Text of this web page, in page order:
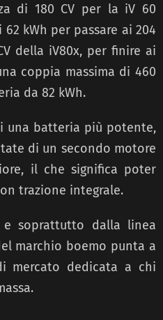
di 180 CV per la iV 60
kWh per passare ai 204
della iV80x, per finire ai
coppia massima di 460
da 82 kWh.
una batteria più potente,
di un secondo motore
il che significa poter
trazione integrale.
e soprattutto dalla linea
marchio boemo punta a
mercato dedicata a chi